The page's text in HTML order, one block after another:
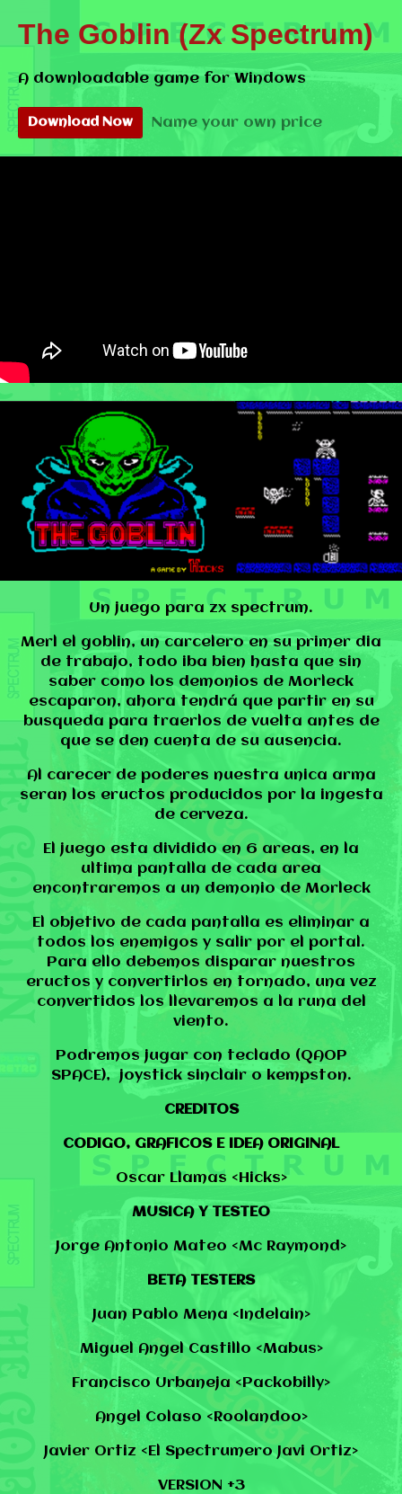
The Goblin (Zx Spectrum)
A downloadable game for Windows
Download Now Name your own price
Un juego para zx spectrum.
Merl el goblin, un carcelero en su primer dia
de trabajo, todo iba bien hasta que sin
saber como los demonios de Morleck
escaparon, ahora tendrá que partir en su
busqueda para traerlos de vuelta antes de
que se den cuenta de su ausencia.
Al carecer de poderes nuestra unica arma
seran los eructos producidos por la ingesta
de cerveza.
El juego esta dividido en 6 areas, en la
ultima pantalla de cada area
encontraremos a un demonio de Morleck
El objetivo de cada pantalla es eliminar a
todos los enemigos y salir por el portal.
Para ello debemos disparar nuestros
eructos y convertirlos en tornado, una vez
convertidos los llevaremos a la runa del
viento.
Podremos jugar con teclado (QAOP
SPACE), joystick sinclair o kempston.
CREDITOS
CODIGO, GRAFICOS E IDEA ORIGINAL
Oscar Llamas <Hicks>
MUSICA Y TESTEO
Jorge Antonio Mateo <Mc Raymond>
BETA TESTERS
Juan Pablo Mena <Indelain>
Miguel Angel Castillo <Mabus>
Francisco Urbaneja <Packobilly>
Angel Colaso <Roolandoo>
Javier Ortiz <El Spectrumero Javi Ortiz>
VERSION +3